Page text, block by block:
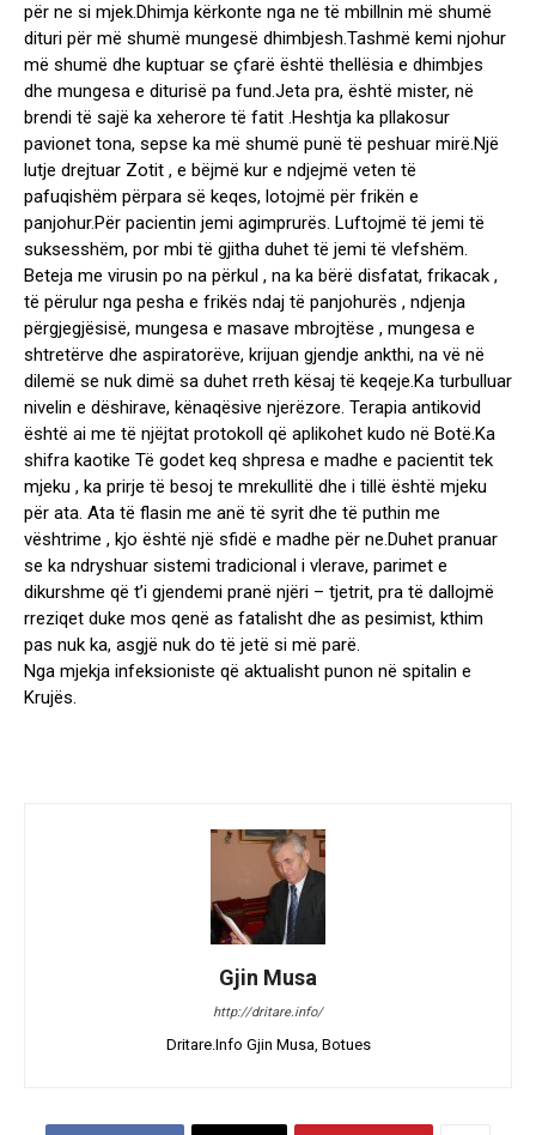
për ne si mjek.Dhimja kërkonte nga ne të mbillnin më shumë
dituri për më shumë mungesë dhimbjesh.Tashmë kemi njohur
më shumë dhe kuptuar se çfarë është thellësia e dhimbjes
dhe mungesa e diturisë pa fund.Jeta pra, është mister, në
brendi të sajë ka xeherore të fatit .Heshtja ka pllakosur
pavionet tona, sepse ka më shumë punë të peshuar mirë.Një
lutje drejtuar Zotit , e bëjmë kur e ndjejmë veten të
pafuqishëm përpara së keqes, lotojmë për frikën e
panjohur.Për pacientin jemi agimprurës. Luftojmë të jemi të
suksesshëm, por mbi të gjitha duhet të jemi të vlefshëm.
Beteja me virusin po na përkul , na ka bërë disfatat, frikacak ,
të përulur nga pesha e frikës ndaj të panjohurës , ndjenja
përgjegjësisë, mungesa e masave mbrojtëse , mungesa e
shtretërve dhe aspiratorëve, krijuan gjendje ankthi, na vë në
dilemë se nuk dimë sa duhet rreth kësaj të keqeje.Ka turbulluar
nivelin e dëshirave, kënaqësive njerëzore. Terapia antikovid
është ai me të njëjtat protokoll që aplikohet kudo në Botë.Ka
shifra kaotike Të godet keq shpresa e madhe e pacientit tek
mjeku , ka prirje të besoj te mrekullitë dhe i tillë është mjeku
për ata. Ata të flasin me anë të syrit dhe të puthin me
vështrime , kjo është një sfidë e madhe për ne.Duhet pranuar
se ka ndryshuar sistemi tradicional i vlerave, parimet e
dikurshme që t’i gjendemi pranë njëri – tjetrit, pra të dallojmë
rreziqet duke mos qenë as fatalisht dhe as pesimist, kthim
pas nuk ka, asgjë nuk do të jetë si më parë.
Nga mjekja infeksioniste që aktualisht punon në spitalin e
Krujës.
Gjin Musa
http://dritare.info/
Dritare.Info Gjin Musa, Botues